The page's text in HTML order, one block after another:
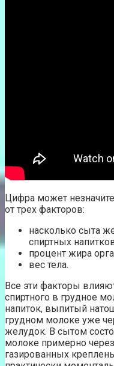
Цифра может
от трех факторов:
насколько сыта
спиртных
процент жира
вес тела.
Все эти факторы
спиртного в грудное
напиток, выпитый
грудном молоке уже
желудок. В сытом
молоке примерно
газированных